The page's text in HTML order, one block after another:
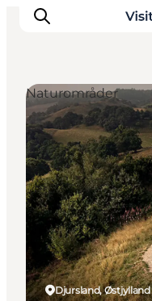
Inspiration
Destinationer
Oplevelser
Overnatning
Planlæg ferien
Djursland, Østjylland
Naturområder